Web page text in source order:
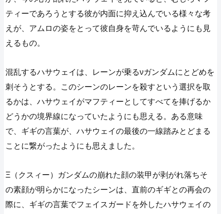
ティーであろうとする彼が内面に抑え込んでいる様々な考
えが、アムロの姿をとって彼自身を苛んでいるようにも見
えるもの。
混乱するハサウェイは、レーンが乗るνガンダムにとどめを
刺そうとする。このシーンのレーンを殺すという選択を取
るかは、ハサウェイがマフティーとしてすべてを捧げるか
どうかの境界線になっていたようにも思える。ある意味
で、ギギの言葉が、ハサウェイの最後の一線踏みとどまる
ことに繋がったようにも思えました。
Ξ（クスィー）ガンダムの崩れた顔の装甲が剥がれ落ちそ
の素顔が明らかになったシーンは、直前のギギとの再会の
際に、ギギの言葉でフェイスガードを外したハサウェイの